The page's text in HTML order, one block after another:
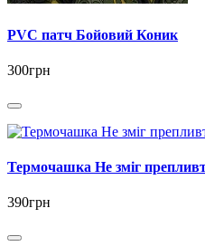
PVC патч Бойовий Коник
300грн
Термочашка Не зміг
390грн